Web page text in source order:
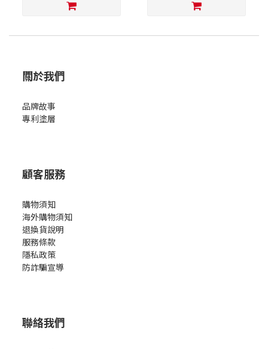
關於我們
品牌故事
專利塗層
顧客服務
購物須知
海外購物須知
退換貨說明
服務條款
隱私政策
防詐騙宣導
聯絡我們